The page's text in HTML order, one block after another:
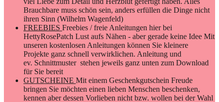
Brauchbare muss schön sein, anders erfüllen die Dinge nicht
ihren Sinn (Wilhelm Wagenfeld)
FREEBIES Freebies / freie Anleitungen hier bei
HettyRosePatch Lust aufs Nähen - aber gerade keine Idee Mit
unseren kostenlosen Anleitungen können Sie kleinere
Projekte ganz schnell verwirklichen. Anleitung und
ev. Schnittmuster stehen jeweils ganz unten zum Download
für Sie bereit
GUTSCHEINE Mit einem Geschenkgutschein Freude
bringen Sie möchten einen lieben Menschen beschenken,
kennen aber dessen Vorlieben nicht bzw. wollen bei der Wahl